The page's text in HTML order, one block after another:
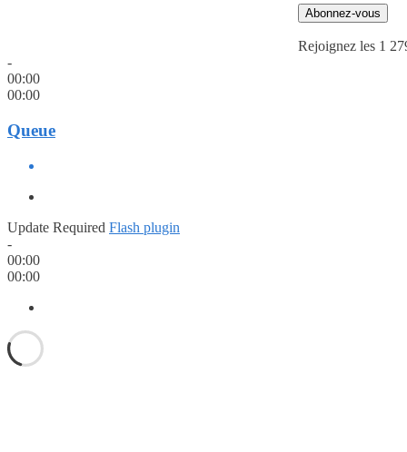
Abonnez-vous
Rejoignez les 1
-
00:00
00:00
Queue
Update Required Flash plugin
-
00:00
00:00